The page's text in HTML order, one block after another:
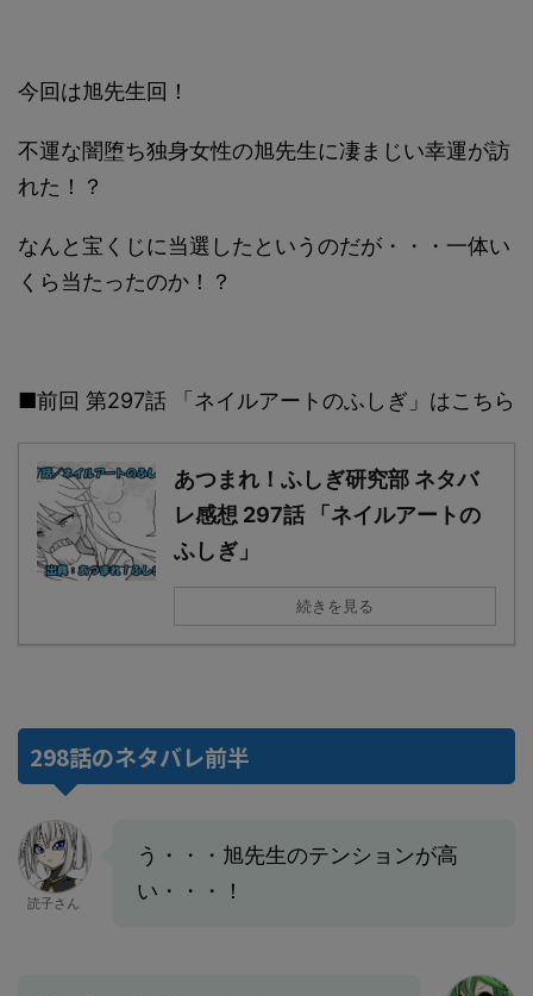
今回は旭先生回！
不運な闇堕ち独身女性の旭先生に凄まじい幸運が訪
れた！？
なんと宝くじに当選したというのだが・・・一体い
くら当たったのか！？
■前回 第297話 「ネイルアートのふしぎ」はこちら
あつまれ！ふしぎ研究部 ネタバ
レ感想 297話 「ネイルアートの
ふしぎ」
続きを見る
298話のネタバレ前半
読子さん
う・・・旭先生のテンションが高
い・・・！